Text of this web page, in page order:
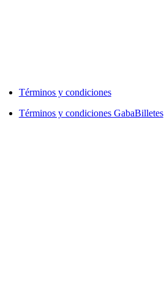
Términos y condiciones
Términos y condiciones GabaBilletes